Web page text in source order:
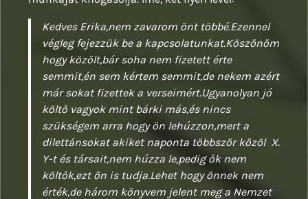
Kedves Erika,nem zavarom önt többé.Ezennel
végleg fejezzük be a kapcsolatunkat.Köszönöm
hogy közölt,bár soha nem fizetett érte
semmit,én sem kértem semmit,de nekem azért
már sokat fizettek a verseimért.Ugyanolyan jó
költő vagyok mint bárki más,és nincs
szükségem arra hogy ön lehúzzon,mert a
dilettánsokat akiket naponta többször közöl X.
Y-t és társait,nem húzza le,pedig ők nem
költők,ezt ön is tudja.Lehet hogy önnek nem
érték,de három könyvem jelent meg a Nemzet